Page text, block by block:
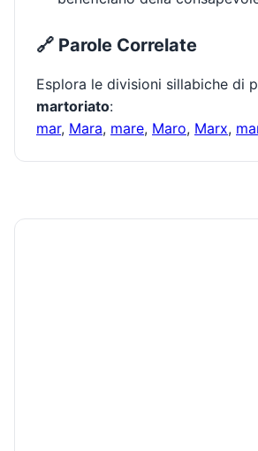
🔗 Parole Correlate
Esplora le divisioni sillabiche di
martoriato:
mar, Mara, mare, Maro, Marx,